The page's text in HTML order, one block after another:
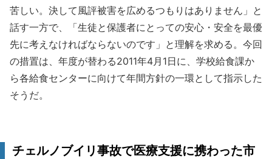
苦しい。決して風評被害を広めるつもりはありません」と
話す一方で、「生徒と保護者にとっての安心・安全を最優
先に考えなければならないのです」と理解を求める。今回
の措置は、年度が替わる2011年4月1日に、学校給食課か
ら各給食センターに向けて年間方針の一環として指示した
そうだ。
チェルノブイリ事故で医療支援に携わった市